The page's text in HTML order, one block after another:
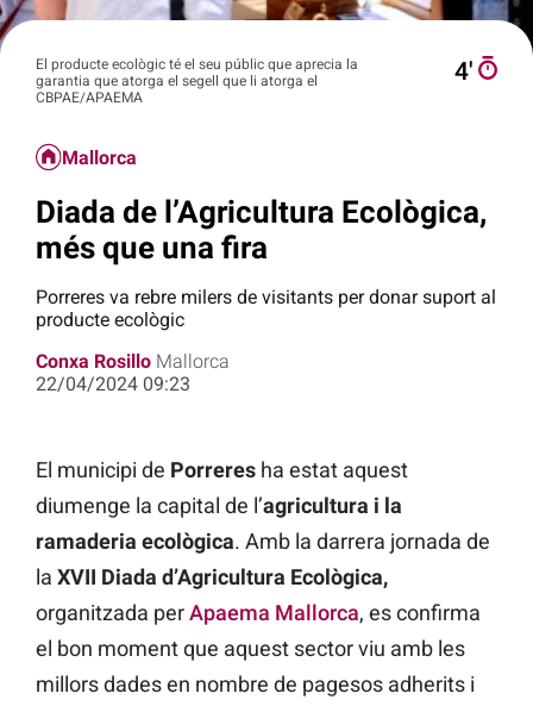
El producte ecològic té el seu públic que aprecia la
garantia que atorga el segell que li atorga el
CBPAE/APAEMA
4′
Mallorca
Diada de l’Agricultura Ecològica,
més que una fira
Porreres va rebre milers de visitants per donar suport al
producte ecològic
Conxa Rosillo Mallorca
22/04/2024 09:23
El municipi de Porreres ha estat aquest
diumenge la capital de l’agricultura i la
ramaderia ecològica. Amb la darrera jornada de
la XVII Diada d’Agricultura Ecològica,
organitzada perApaema Mallorca, es confirma
el bon moment que aquest sector viu amb les
millors dades en nombre de pagesos adherits i